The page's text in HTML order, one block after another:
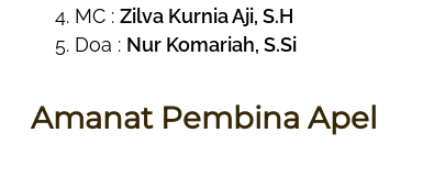
MC : Zilva Kurnia Aji, S.H
Doa : Nur Komariah, S.Si
Amanat Pembina Apel